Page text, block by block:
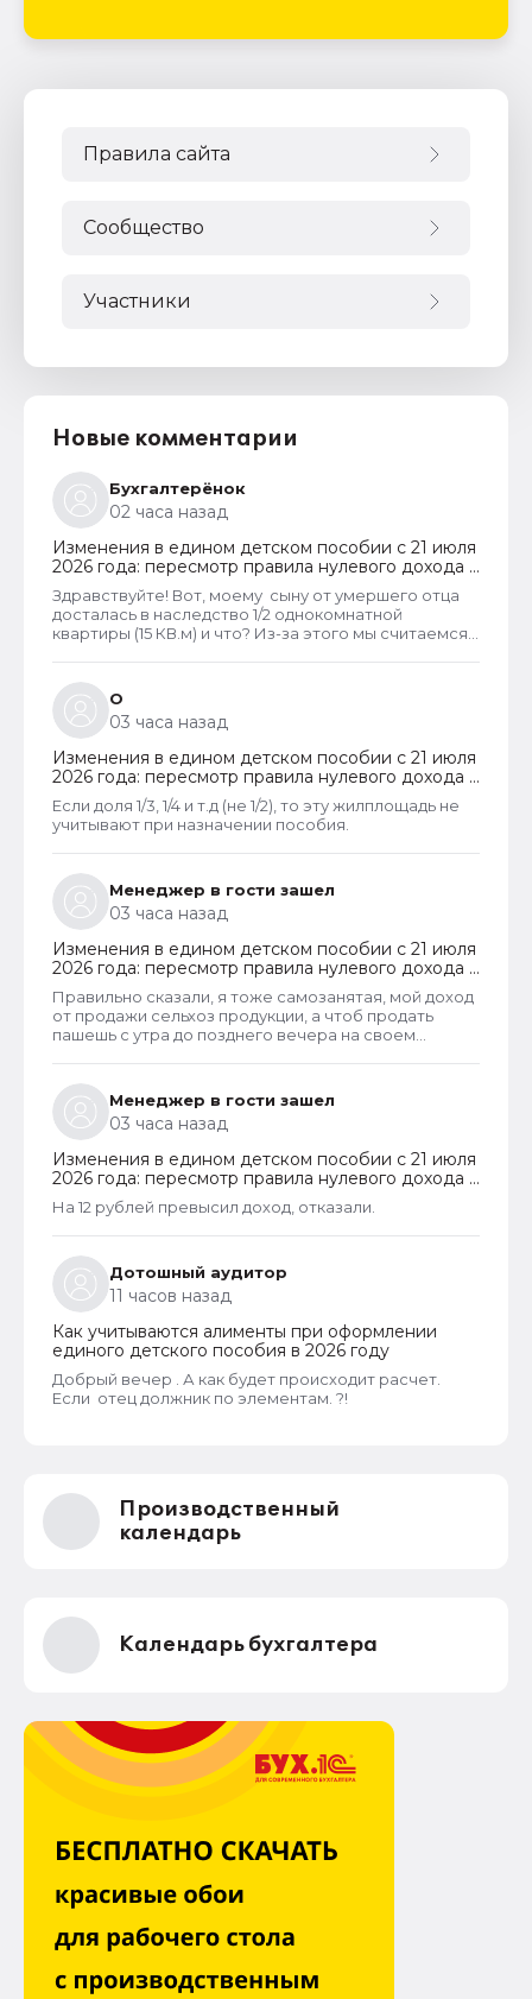
Правила сайта
Сообщество
Участники
Новые комментарии
Бухгалтерёнок
02 часа назад
Изменения в едином детском пособии с 21 июля
2026 года: пересмотр правила нулевого дохода и
новый порядок оформления пособий по месту
пребывания
Здравствуйте! Вот, моему сыну от умершего отца
досталась в наследство 1/2 однокомнатной
квартиры (15 КВ.м) и что? Из-за этого мы считаемся
наследства играют роль.
О
03 часа назад
Изменения в едином детском пособии с 21 июля
2026 года: пересмотр правила нулевого дохода и
новый порядок оформления пособий по месту
пребывания
Если доля 1/3, 1/4 и т.д (не 1/2), то эту жилплощадь не
учитывают при назначении пособия.
Менеджер в гости зашел
03 часа назад
Изменения в едином детском пособии с 21 июля
2026 года: пересмотр правила нулевого дохода и
новый порядок оформления пособий по месту
пребывания
Правильно сказали, я тоже самозанятая, мой доход
от продажи сельхоз продукции, а чтоб продать
пашешь с утра до позднего вечера на своем
Менеджер в гости зашел
03 часа назад
Изменения в едином детском пособии с 21 июля
2026 года: пересмотр правила нулевого дохода и
новый порядок оформления пособий по месту
пребывания
На 12 рублей превысил доход, отказали.
Дотошный аудитор
11 часов назад
Как учитываются алименты при оформлении
единого детского пособия в 2026 году
Добрый вечер . А как будет происходит расчет.
Если отец должник по элементам. ?!
Производственный
календарь
Календарь бухгалтера